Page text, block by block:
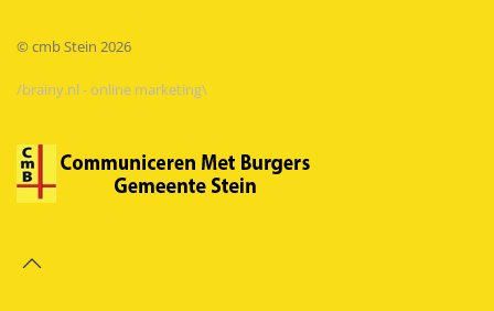
© cmb Stein 2026
/brainy.nl - online marketing\